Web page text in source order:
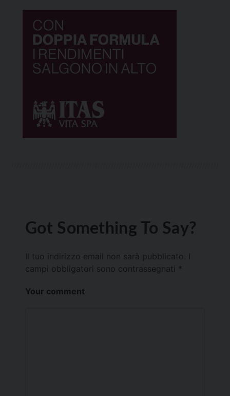
Got Something To Say?
Il tuo indirizzo email non sarà pubblicato.
campi obbligatori sono contrassegnati *
Your comment